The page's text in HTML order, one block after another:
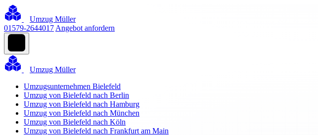
Umzug Müller
01579-2644017 Angebot anfordern
Umzug Müller
Umzugsunternehmen Bielefeld
Umzug von Bielefeld nach Berlin
Umzug von Bielefeld nach Hamburg
Umzug von Bielefeld nach München
Umzug von Bielefeld nach Köln
Umzug von Bielefeld nach Frankfurt am Main